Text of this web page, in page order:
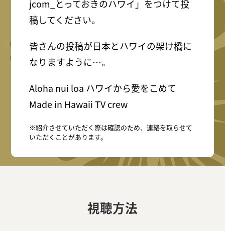
jcom_とっておきのハワイ」をつけて投
稿してください。
皆さんの投稿が日本とハワイの架け橋に
なりますように…。
Aloha nui loa ハワイから愛をこめて
Made in Hawaii TV crew
※紹介させていただく際は確認のため、連絡を取らせて
いただくことがあります。
視聴方法